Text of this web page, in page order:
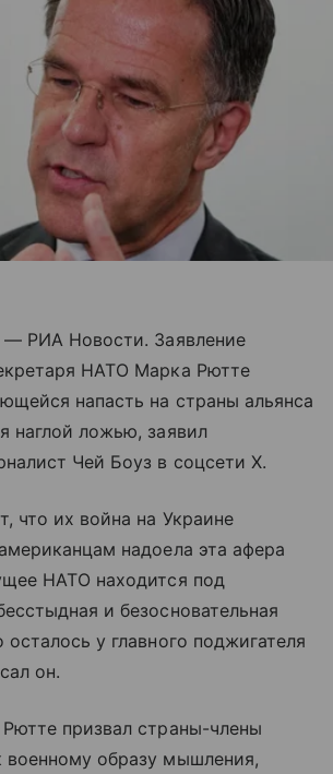
РИА Новости. Заявление
НАТО Марка Рютте
напасть на страны альянса
наглой ложью, заявил
Чей Боуз в соцсети X.
что их война на Украине
надоела эта афера
НАТО находится под
и безосновательная
у главного поджигателя
он.
призвал страны-члены
образу мышления,